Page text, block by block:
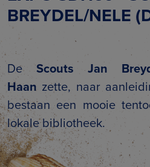
BREYDEL/NELE
De
Scouts Jan
Haan zette, naar
bestaan een mooie
lokale bibliotheek.